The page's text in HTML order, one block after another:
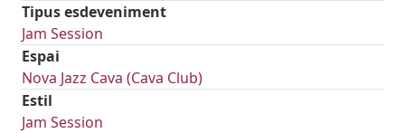
Tipus esdeveniment
Jam Session
Espai
Nova Jazz Cava (Cava Club)
Estil
Jam Session